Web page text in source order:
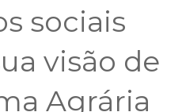
sociais
visão de
Agrária